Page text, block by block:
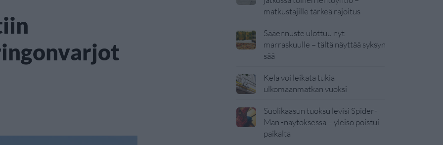
matkustajille tärkeä rajoitus
Sääennuste ulottuu nyt
marraskuulle – tältä näyttää syksyn
sää
Kela voi leikata tukia
ulkomaanmatkan vuoksi
Suolikaasun tuoksu levisi Spider-
Man -näytöksessä – yleisö poistui
paikalta